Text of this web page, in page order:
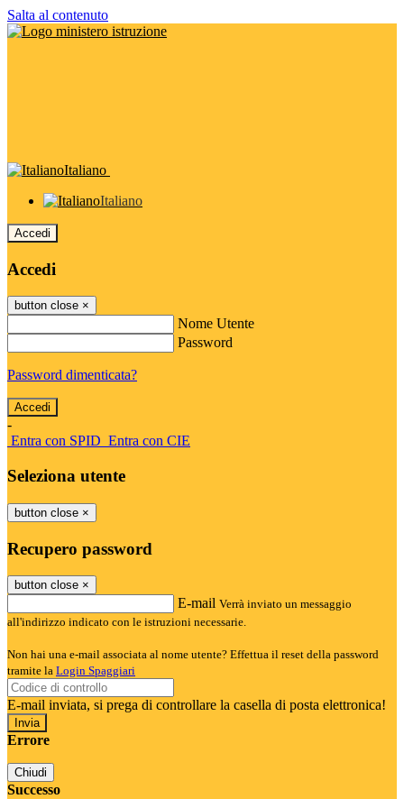
Salta al contenuto
Italiano
Italiano
Accedi
Accedi
button close ×
Nome Utente
Password
Password dimenticata?
-
Entra con SPID Entra con CIE
Seleziona utente
button close ×
Recupero password
button close ×
E-mail Verrà inviato un messaggio
all'indirizzo indicato con le istruzioni necessarie.
Non hai una e-mail associata al nome utente? Effettua il reset della password
tramite la Login Spaggiari
E-mail inviata, si prega di controllare la casella di posta elettronica!
Errore
Chiudi
Successo